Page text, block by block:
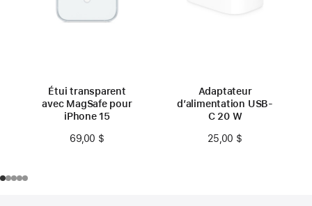
Étui transparent
avec MagSafe pour
iPhone 15
69,00 $
Adaptateur
d’alimentation USB-
C 20 W
25,00 $